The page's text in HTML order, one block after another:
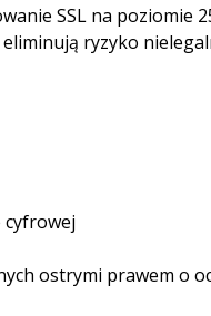
SSL na poziomie
ryzyko
cyfrowej
ostrymi prawem o